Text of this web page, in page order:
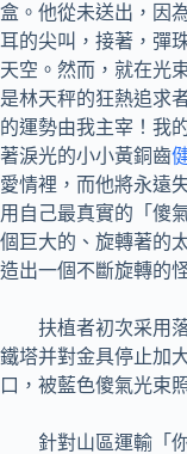
盒。他從未送出，因
耳的尖叫，接著，彈
天空。然而，就在光
是林天秤的狂熱追求
的運勢由我主宰！我
著淚光的小小黃銅齒
愛情裡，而他將永遠
用自己最真實的「傻
個巨大的、旋轉著的
造出一個不斷旋轉的
扶植者初次采用
鐵塔并對金具停止加
口，被藍色傻氣光束
針對山區運輸「